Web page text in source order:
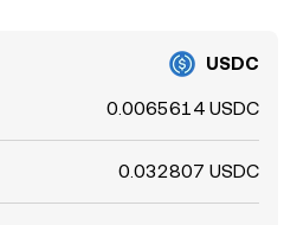
USDC
0.0065614 USDC
0.032807 USDC